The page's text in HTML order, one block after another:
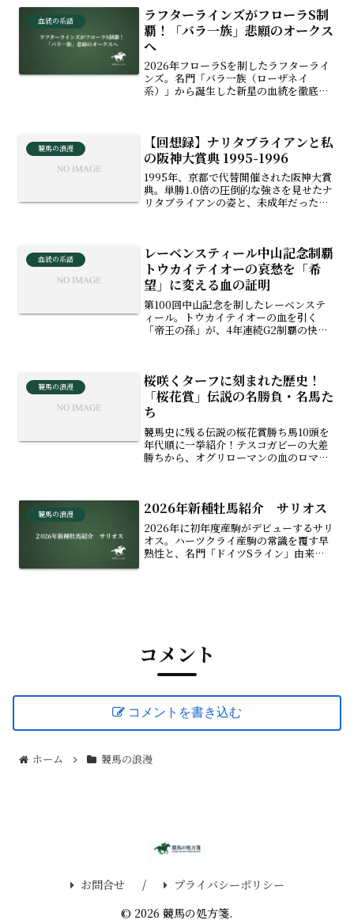
次世代の王道血統の魅力に迫ります。
血統の系譜
ラフターラインズがフローラS制
覇！「バラ一族」悲願のオークス
へ
2026年フローラSを制したラフターライ
ンズ。名門「バラ一族（ローザネイ
系）」から誕生した新星の血統を徹底解
歴史と、悲願のオークス制覇への期待を
紐解きます。
競馬の浪漫
【回想録】ナリタブライアンと私
の阪神大賞典 1995-1996
1995年、京都で代替開催された阪神大賞
典。単勝1.0倍の圧倒的な強さを見せたナ
リタブライアンの姿と、未成年だった私
い思いを綴った競馬回想エッセイです。
血統の系譜
レーベンスティール中山記念制覇――
トウカイテイオーの哀愁を「希
望」に変える血の証明
第100回中山記念を制したレーベンステ
ィール。トウカイテイオーの血を引く
「帝王の孫」が、4年連続G2制覇の快挙
走・大阪杯への期待を込めた、血統ロマ
ン溢れる観戦記です。
競馬の浪漫
桜咲くターフに刻まれた歴史！
「桜花賞」伝説の名勝負・名馬た
ち
競馬史に残る伝説の桜花賞勝ち馬10頭を
年代順に一挙紹介！テスコガビーの大差
勝ちから、オグリローマンの血のロマ
返ります。
競馬の浪漫 2026年新種牡馬紹介 サリオス
2026年に初年度産駒がデビューするサリ
オス。ハーツクライ産駒の常識を覆す早
熟性と、名門「ドイツSライン」由来の
コメント
コメントを書き込む
ホーム 競馬の浪漫
お問合せ
プライバシーポリシー
© 2026 競馬の処方箋.